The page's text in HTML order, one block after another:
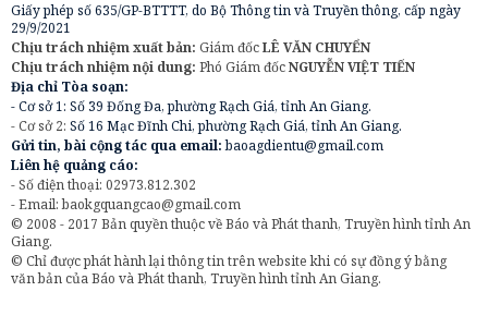
Giấy phép số 635/GP-BTTTT, do Bộ Thông tin và Truyền thông, cấp ngày
29/9/2021
Chịu trách nhiệm xuất bản: Giám đốcLÊ VĂN CHUYỂN
Chịu trách nhiệm nội dung: Phó Giám đốcNGUYỄN VIỆT TIẾN
Địa chỉ Tòa soạn:
- Cơ sở 1: Số 39 Đống Đa, phường Rạch Giá, tỉnh An Giang.
- Cơ sở 2: Số 16 Mạc Đĩnh Chi, phường Rạch Giá, tỉnh An Giang.
Gửi tin, bài cộng tác qua email:baoagdientu@gmail.com
Liên hệ quảng cáo:
- Số điện thoại: 02973.812.302
- Email:baokgquangcao@gmail.com
© 2008 - 2017 Bản quyền thuộc về Báo và Phát thanh, Truyền hình tỉnh An
Giang.
© Chỉ được phát hành lại thông tin trên website khi có sự đồng ý bằng
văn bản của Báo và Phát thanh, Truyền hình tỉnh An Giang.